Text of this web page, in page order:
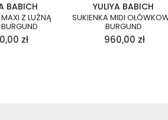
BABICH
Z LUŹNĄ
zł
YULIYA BABICH
SUKIENKA MIDI
BURGUND
960,00 zł